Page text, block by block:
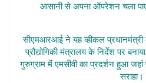
आसानी से अपना ऑपरेशन चला
सीएमआरआई ने यह व्हीकल प्रधानमंत्री
प्रौद्योगिकी मंत्रालय के निर्देश पर
गुरुग्राम में एमसीवी का प्रदर्शन हुआ
सराहा।